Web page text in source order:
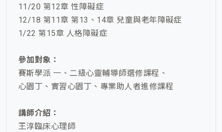
11/20 第12章 性障礙症
12/18 第11章 第13、14章 兒童與老年障礙症
1/22 第15章 人格障礙症
參加對象：
賽斯學派 一、二級心靈輔導師選修課程、
心園丁、實習心園丁、專業助人者進修課程
講師介紹：
王淳臨床心理師